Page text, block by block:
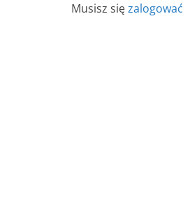
Musisz sięzalogować